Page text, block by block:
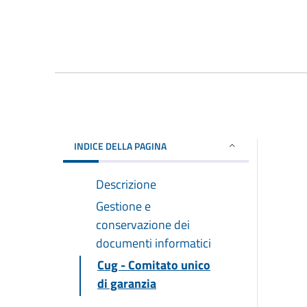
INDICE DELLA PAGINA
Descrizione
Gestione e
conservazione dei
documenti informatici
Cug - Comitato unico
di garanzia